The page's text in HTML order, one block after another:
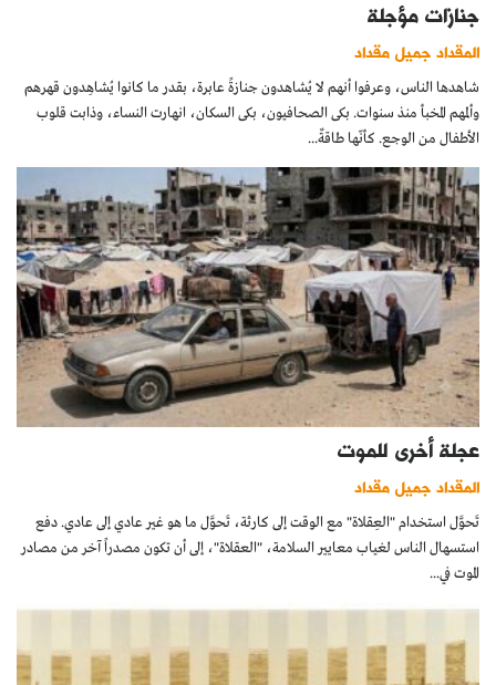
جنازات مؤجلة
المقداد جميل مقداد
شاهدها الناس، وعرفوا أنهم لا يُشاهدون جنازةً عابرة، بقدر ما كانوا يُشاهِدون قهرهم
وألمهم المخبأ منذ سنوات. بكى الصحافيون، بكى السكان، انهارت النساء، وذابت قلوب
الأطفال من الوجع. كأنّها طاقةٌ...
عجلة أخرى للموت
المقداد جميل مقداد
تَحوَّل استخدام "العِقلاة" مع الوقت إلى كارثة، تَحوَّل ما هو غير عادي إلى عادي. دفع
استسهال الناس لغياب معايير السلامة، "العقلاة"، إلى أن تكون مصدراً آخر من مصادر
الموت في...